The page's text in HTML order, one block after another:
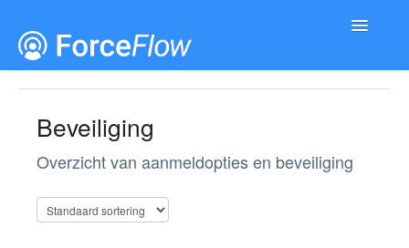
Toggle
Beveiliging
Overzicht van aanmeldopties en beveiliging